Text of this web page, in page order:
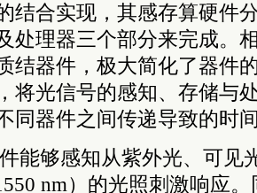
结合实现，其感存算硬件
处理器三个部分来完成。
结器件，极大简化了器件
将光信号的感知、存储与
同器件之间传递导致的时
能够感知从紫外光、可见
nm）的光照刺激响应